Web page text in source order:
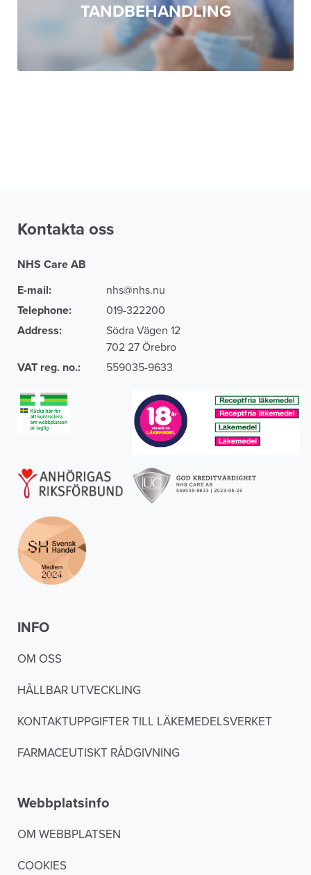
TANDBEHANDLING
Kontakta oss
NHS Care AB
E-mail:
nhs@nhs.nu
Telephone:
019-322200
Address:
Södra Vägen 12
702 27 Örebro
VAT reg. no.:
559035-9633
INFO
OM OSS
HÅLLBAR UTVECKLING
KONTAKTUPPGIFTER TILL LÄKEMEDELSVERKET
FARMACEUTISKT RÅDGIVNING
Webbplatsinfo
OM WEBBPLATSEN
COOKIES